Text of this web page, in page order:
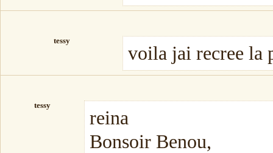
tessy
voila jai recree la
tessy
reina
Bonsoir Benou,